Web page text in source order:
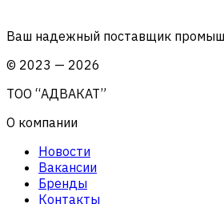
Ваш надежный поставщик
© 2023 — 2026
ТОО “АДВАКАТ”
О компании
Новости
Вакансии
Бренды
Контакты